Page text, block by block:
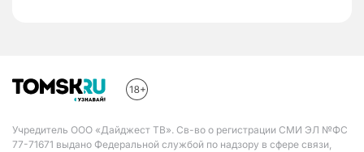
Учредитель ООО «Дайджест ТВ». Св-во о регистрации СМИ ЭЛ №ФС
77-71671 выдано Федеральной службой по надзору в сфере связи,